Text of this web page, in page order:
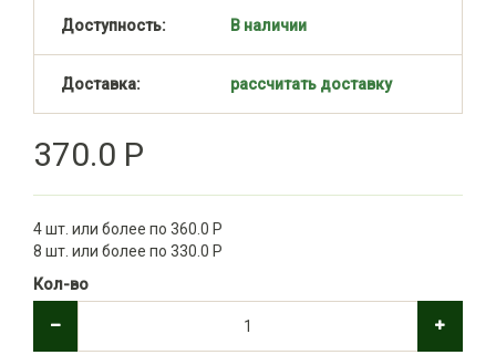
Доступность: В наличии
Доставка: рассчитать доставку
370.0 Р
4 шт. или более по 360.0 Р
8 шт. или более по 330.0 Р
Кол-во